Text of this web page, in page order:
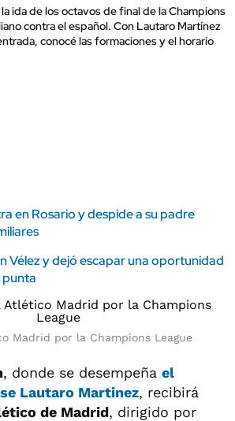
ida de los octavos de final de la Champions
contra el español. Con Lautaro Martínez
conocé las formaciones y el horario
en Rosario y despide a su padre
Vélez y dejó escapar una oportunidad
punta
Madrid por la Champions League
, donde se desempeña el
Lautaro Martinez, recibirá
de Madrid, dirigido por